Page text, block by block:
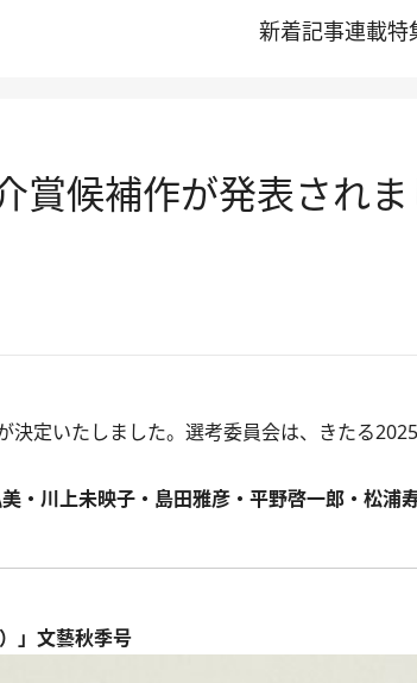
新着記事連載特
賞候補作が発表されま
決定いたしました。選考委員会は、きたる
・川上未映子・島田雅彦・平野啓一郎・松浦
」文藝秋季号